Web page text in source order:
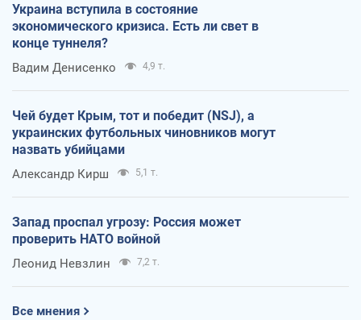
Украина вступила в состояние
экономического кризиса. Есть ли свет в
конце туннеля?
Вадим Денисенко 4,9 т.
Чей будет Крым, тот и победит (NSJ), а
украинских футбольных чиновников могут
назвать убийцами
Александр Кирш 5,1 т.
Запад проспал угрозу: Россия может
проверить НАТО войной
Леонид Невзлин 7,2 т.
Все мнения